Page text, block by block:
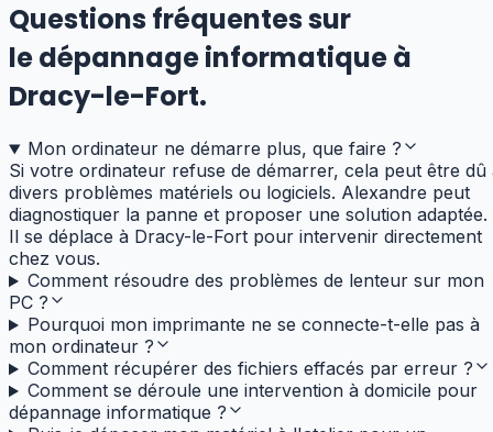
Questions fréquentes sur
le dépannage informatiqueà
Dracy-le-Fort.
Mon ordinateur ne démarre plus, que faire ?
Si votre ordinateur refuse de démarrer, cela peut être dû
divers problèmes matériels ou logiciels. Alexandre peut
diagnostiquer la panne et proposer une solution adaptée.
Il se déplace à Dracy-le-Fort pour intervenir directement
chez vous.
Comment résoudre des problèmes de lenteur sur mon
PC ?
Pourquoi mon imprimante ne se connecte-t-elle pas à
mon ordinateur ?
Comment récupérer des fichiers effacés par erreur ?
Comment se déroule une intervention à domicile pour
dépannage informatique ?